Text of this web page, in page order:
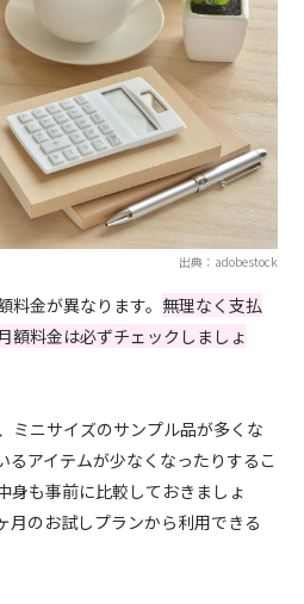
出典：adobestock
金が異なります。 無理なく支払
額料金は必ずチェックしましょ
ミニサイズのサンプル品が多くな
るアイテムが少なくなったりするこ
身も事前に比較しておきましょ
月のお試しプランから利用できる